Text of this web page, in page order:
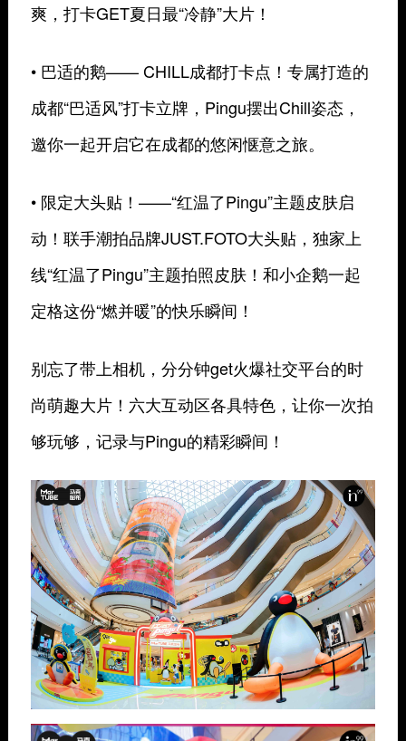
爽，打卡GET夏日最“冷静”大片！
• 巴适的鹅—— CHILL成都打卡点！专属打造的
成都“巴适风”打卡立牌，Pingu摆出Chill姿态，
邀你一起开启它在成都的悠闲惬意之旅。
• 限定大头贴！——“红温了Pingu”主题皮肤启
动！联手潮拍品牌JUST.FOTO大头贴，独家上
线“红温了Pingu”主题拍照皮肤！和小企鹅一起
定格这份“燃并暖”的快乐瞬间！
别忘了带上相机，分分钟get火爆社交平台的时
尚萌趣大片！六大互动区各具特色，让你一次拍
够玩够，记录与Pingu的精彩瞬间！